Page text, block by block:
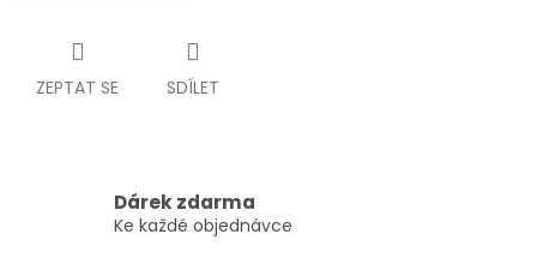
ZEPTAT SE SDÍLET
Dárek zdarma
Ke každé objednávce